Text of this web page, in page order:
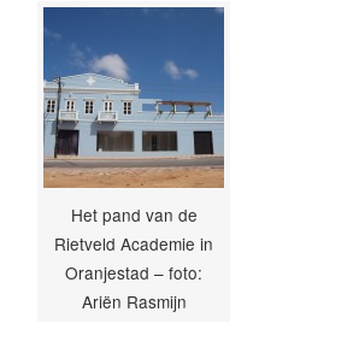
Het pand van de
Rietveld Academie in
Oranjestad – foto:
Ariën Rasmijn